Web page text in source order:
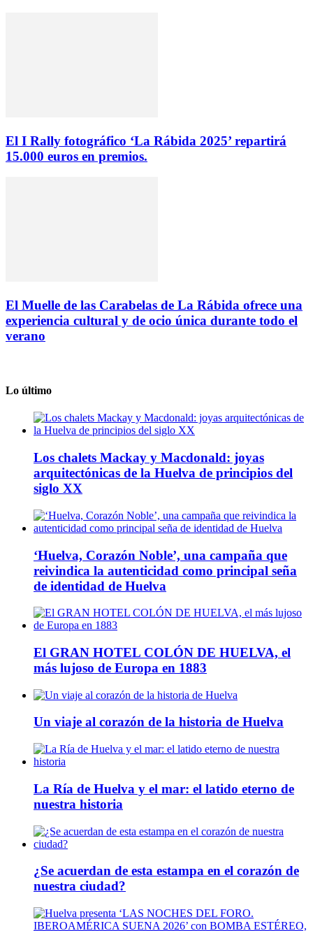
El I Rally fotográfico ‘La Rábida 2025’ repartirá
15.000 euros en premios.
El Muelle de las Carabelas de La Rábida ofrece una
experiencia cultural y de ocio única durante todo el
verano
Lo último
Los chalets Mackay y Macdonald: joyas
arquitectónicas de la Huelva de principios del
siglo XX
‘Huelva, Corazón Noble’, una campaña que
reivindica la autenticidad como principal seña
de identidad de Huelva
El GRAN HOTEL COLÓN DE HUELVA, el
más lujoso de Europa en 1883
Un viaje al corazón de la historia de Huelva
La Ría de Huelva y el mar: el latido eterno de
nuestra historia
¿Se acuerdan de esta estampa en el corazón de
nuestra ciudad?